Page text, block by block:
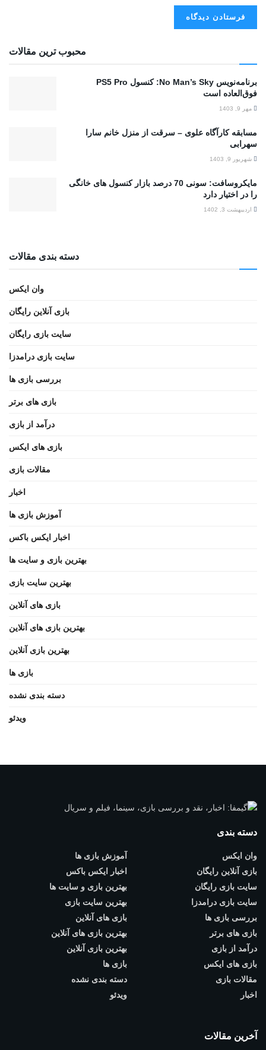
محبوب ترین مقالات
برنامه‌نویس No Man’s Sky: کنسول PS5 Pro
فوق‌العاده است
مهر 9, 1403
مسابقه کارآگاه علوی – سرقت از منزل خانم سارا‌
سهرابی
شهریور 9, 1403
مایکروسافت: سونی 70 درصد بازار کنسول های خانگی
را در اختیار دارد
اردیبهشت 3, 1402
دسته بندی مقالات
وان ایکس
بازی آنلاین رایگان
سایت بازی رایگان
سایت بازی درامدزا
بررسی بازی ها
بازی های برتر
درآمد از بازی
بازی های ایکس
مقالات بازی
اخبار
آموزش بازی ها
اخبار ایکس باکس
بهترین بازی و سایت ها
بهترین سایت بازی
بازی های آنلاین
بهترین بازی های آنلاین
بهترین بازی آنلاین
بازی ها
دسته بندی نشده
ویدئو
دسته بندی
وان ایکس
بازی آنلاین رایگان
سایت بازی رایگان
سایت بازی درامدزا
بررسی بازی ها
بازی های برتر
درآمد از بازی
بازی های ایکس
مقالات بازی
اخبار
آموزش بازی ها
اخبار ایکس باکس
بهترین بازی و سایت ها
بهترین سایت بازی
بازی های آنلاین
بهترین بازی های آنلاین
بهترین بازی آنلاین
بازی ها
دسته بندی نشده
ویدئو
آخرین مقالات